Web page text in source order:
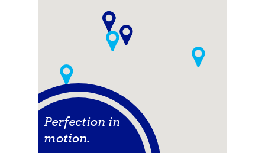
Perfection in
motion.